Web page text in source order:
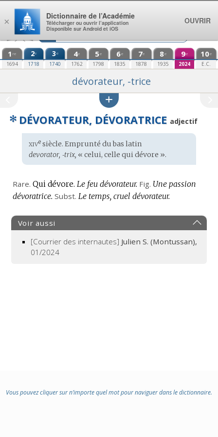
Aller au contenu
1 re
1694
2e
1718
3e
1740
4e
1762
5e
1798
6e
1835
7e
1878
8e
1935
9e
2024
10e
E.C.
dévorateur, -trice
✻ DÉVORATEUR, DÉVORATRICE adjectif
Étymologie
:
xivesiècle. Emprunté dubas latin
devorator, ‑trix, « celui, celle qui dévore ».
Rare. Qui dévore. Le feu dévorateur. Fig. Une passion
dévoratrice. Subst. Le temps, cruel dévorateur.
Voir aussi
[Courrier des internautes] Julien S. (Montussan),
01/2024
Vous pouvez cliquer sur n’importe quel mot pour naviguer dans le dictionnaire.
×
Dictionnaire de l’Académie
Télécharger ou ouvrir l’application
Disponible sur Android et iOS
OUVRIR